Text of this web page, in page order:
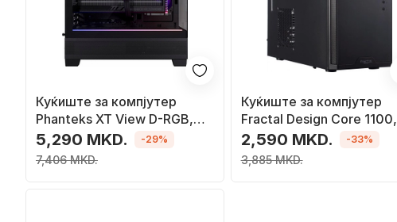
Куќиште за компјутер
Phanteks XT View D-RGB,
Црна, Midi Tower
5,290 MKD.
7,406 MKD.
-29%
Куќиште за компјутер
Fractal Design Core 1100,
Mini Tower
2,590 MKD.
3,885 MKD.
-33%